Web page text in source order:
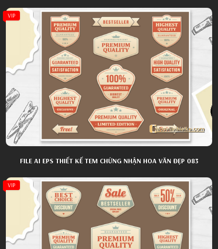
VIP
FILE AI EPS THIẾT KẾ TEM CHỨNG NHẬN HOA VĂN ĐẸP 083
VIP